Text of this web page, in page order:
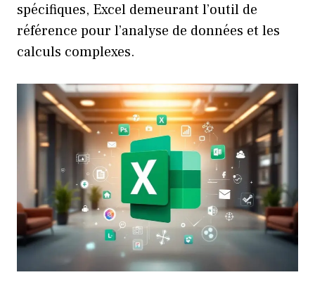
spécifiques, Excel demeurant l’outil de
référence pour l’analyse de données et les
calculs complexes.